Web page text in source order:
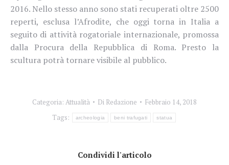
2016. Nello stesso anno sono stati recuperati oltre 2500
reperti, esclusa l’Afrodite, che oggi torna in Italia a
seguito di attività rogatoriale internazionale, promossa
dalla Procura della Repubblica di Roma. Presto la
scultura potrà tornare visibile al pubblico.
Categoria: Attualità Di Redazione
Febbraio 14, 2018
Tags:
archeologia beni trafugati statua
Condividi l'articolo